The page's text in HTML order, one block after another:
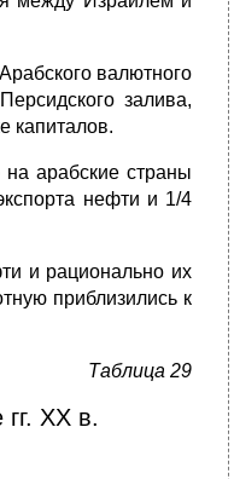
валютного
залива,
капиталов.
арабские страны
нефти и 1/4
и рационально их
приблизились к
Таблица 29
XX в.